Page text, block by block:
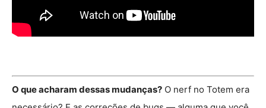
O que acharam dessas mudanças? O nerf no Totem era